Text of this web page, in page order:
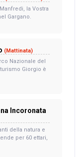
la Vostra
Gargano.
(Mattinata)
Nazionale del
Giorgio è
Incoronata
della natura e
per 60 ettari,